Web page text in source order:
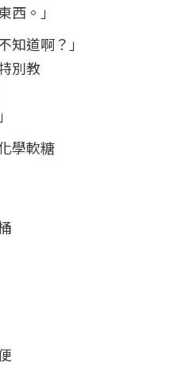
西。」
知道啊？」
別教
學軟糖